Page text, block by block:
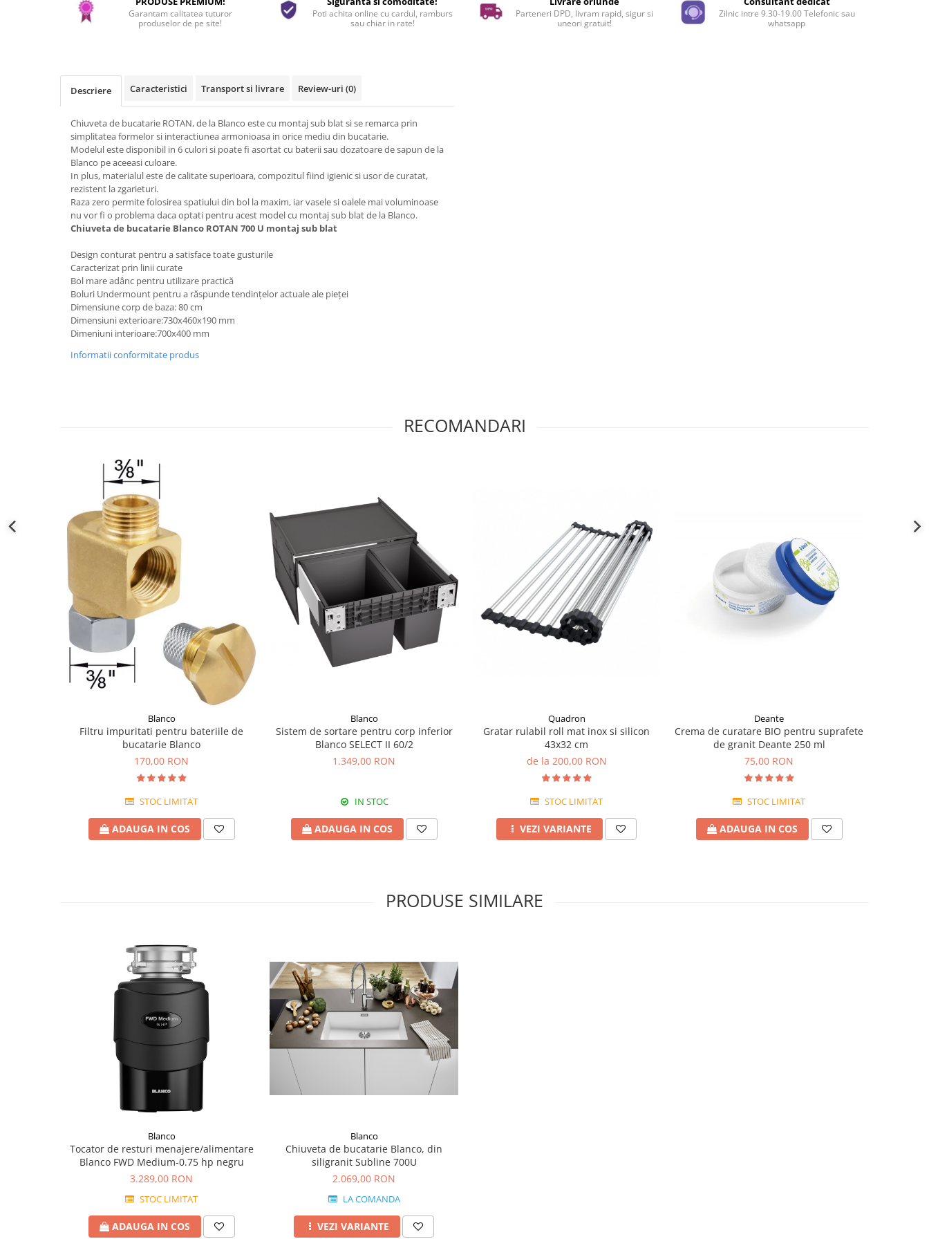
Garantam calitatea tuturor
produselor de pe site!
Poti achita online cu cardul, ramburs
sau chiar in rate!
Parteneri DPD, livram rapid, sigur si
uneori gratuit!
Zilnic intre 9.30-19.00 Telefonic sau
whatsapp
Descriere Caracteristici Transport si livrare Review-uri (0)
Chiuveta de bucatarie ROTAN, de la Blanco este cu montaj sub blat si se remarca prin
simplitatea formelor si interactiunea armonioasa in orice mediu din bucatarie.
Modelul este disponibil in 6 culori si poate fi asortat cu baterii sau dozatoare de sapun de la
Blanco pe aceeasi culoare.
In plus, materialul este de calitate superioara, compozitul fiind igienic si usor de curatat,
rezistent la zgarieturi.
Raza zero permite folosirea spatiului din bol la maxim, iar vasele si oalele mai voluminoase
nu vor fi o problema daca optati pentru acest model cu montaj sub blat de la Blanco.
Chiuveta de bucatarie Blanco ROTAN 700 U montaj sub blat
Design conturat pentru a satisface toate gusturile
Caracterizat prin linii curate
Bol mare adânc pentru utilizare practică
Boluri Undermount pentru a răspunde tendințelor actuale ale pieței
Dimensiune corp de baza: 80 cm
Dimensiuni exterioare:730x460x190 mm
Dimeniuni interioare:700x400 mm
Informatii conformitate produs
RECOMANDARI
Blanco
Filtru impuritati pentru bateriile de
bucatarie Blanco
170,00 RON
STOC LIMITAT
ADAUGA IN COS
Blanco
Sistem de sortare pentru corp inferior
Blanco SELECT II 60/2
1.349,00 RON
IN STOC
ADAUGA IN COS
Quadron
Gratar rulabil roll mat inox si silicon
43x32 cm
de la 200,00 RON
STOC LIMITAT
VEZI VARIANTE
Deante
Crema de curatare BIO pentru suprafete
de granit Deante 250 ml
75,00 RON
STOC LIMITAT
ADAUGA IN COS
PRODUSE SIMILARE
Blanco
Tocator de resturi menajere/alimentare
Blanco FWD Medium-0.75 hp negru
3.289,00 RON
STOC LIMITAT
ADAUGA IN COS
Blanco
Chiuveta de bucatarie Blanco, din
siligranit Subline 700U
2.069,00 RON
LA COMANDA
VEZI VARIANTE